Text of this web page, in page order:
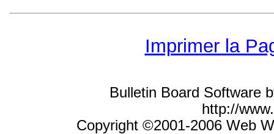
Imprimer la
Bulletin Board Software
http://
Copyright ©2001-2006 Web